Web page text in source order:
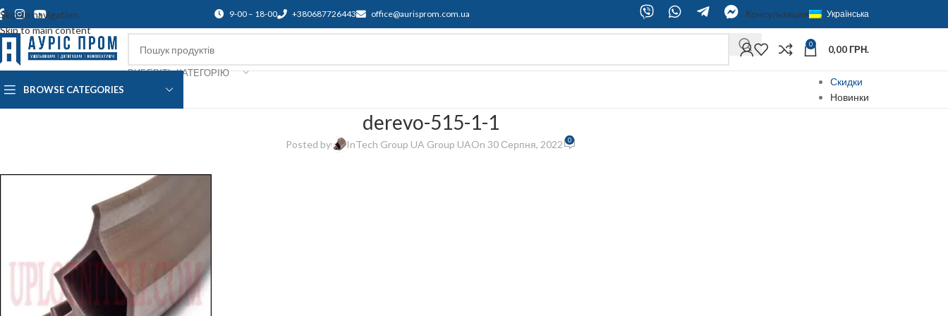
Skip to navigation
Skip to main content
9-00 – 18-00 +380687726443 office@aurisprom.com.ua Консультация Українська
ВИБЕРІТЬ КАТЕГОРІЮ
0 0,00ГРН.
BROWSE CATEGORIES
Скидки
Новинки
derevo-515-1-1
Posted by InTech Group UA Group UAOn 30 Серпня, 2022 0